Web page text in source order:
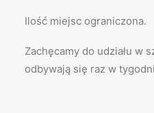
Ilość miejsc ograniczona.
Zachęcamy do udziału w
odbywają się raz w